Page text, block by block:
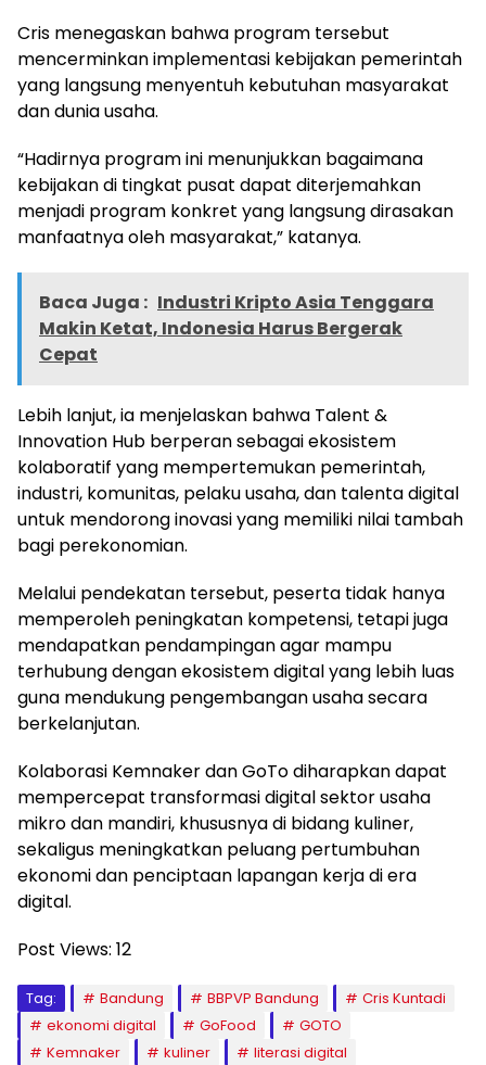
Cris menegaskan bahwa program tersebut
mencerminkan implementasi kebijakan pemerintah
yang langsung menyentuh kebutuhan masyarakat
dan dunia usaha.
“Hadirnya program ini menunjukkan bagaimana
kebijakan di tingkat pusat dapat diterjemahkan
menjadi program konkret yang langsung dirasakan
manfaatnya oleh masyarakat,” katanya.
Baca Juga : Industri Kripto Asia Tenggara
Makin Ketat, Indonesia Harus Bergerak
Cepat
Lebih lanjut, ia menjelaskan bahwa Talent &
Innovation Hub berperan sebagai ekosistem
kolaboratif yang mempertemukan pemerintah,
industri, komunitas, pelaku usaha, dan talenta digital
untuk mendorong inovasi yang memiliki nilai tambah
bagi perekonomian.
Melalui pendekatan tersebut, peserta tidak hanya
memperoleh peningkatan kompetensi, tetapi juga
mendapatkan pendampingan agar mampu
terhubung dengan ekosistem digital yang lebih luas
guna mendukung pengembangan usaha secara
berkelanjutan.
Kolaborasi Kemnaker dan GoTo diharapkan dapat
mempercepat transformasi digital sektor usaha
mikro dan mandiri, khususnya di bidang kuliner,
sekaligus meningkatkan peluang pertumbuhan
ekonomi dan penciptaan lapangan kerja di era
digital.
Post Views: 12
Tag: Bandung BBPVP Bandung
Cris Kuntadi
ekonomi digital
GoFood
GOTO
Kemnaker
kuliner
literasi digital